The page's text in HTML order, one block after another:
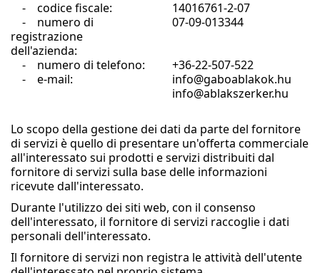
- codice fiscale:
14016761-2-07
- numero di
registrazione
dell'azienda:
07-09-013344
- numero di telefono:
+36-22-507-522
- e-mail:
info@gaboablakok.hu
info@ablakszerker.hu
Lo scopo della gestione dei dati da parte del fornitore
di servizi è quello di presentare un'offerta commerciale
all'interessato sui prodotti e servizi distribuiti dal
fornitore di servizi sulla base delle informazioni
ricevute dall'interessato.
Durante l'utilizzo dei siti web, con il consenso
dell'interessato, il fornitore di servizi raccoglie i dati
personali dell'interessato.
Il fornitore di servizi non registra le attività dell'utente